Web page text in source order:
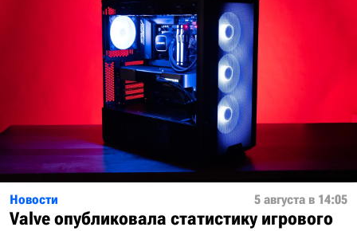
Новости 5 августа в 14:05
Valve опубликовала статистику игрового